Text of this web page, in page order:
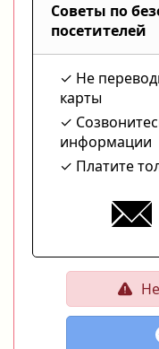
Советы по
посетителей
Не
карты
информации
Платите